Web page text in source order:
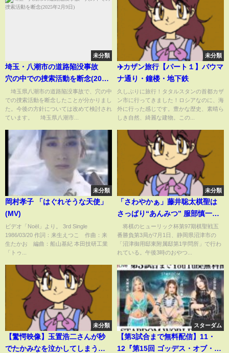
（TTMつよし
未分類
埼玉・八潮市の道路陥没事故
穴の中での捜索活動を断念(2025
年2月9日)
埼玉県八潮市の道路陥没事故で、穴の中
での捜索活動を断念したことが分かりまし
た。今後の方針については改めて検討され
ています。 埼玉県八潮市...
未分類
✈️カザン旅行【パート１】バウマ
ナ通り・鐘楼・地下鉄
久しぶりに旅行！タタルスタンの首都カザ
ン市に行ってきました！ロシアなのに、海
外に行った感じです。豊かな歴史、素晴ら
しき自然、綺麗な建物。この...
未分類
岡村孝子 「はぐれそうな天使」
(MV)
ビデオ「Noël」より。 3rd Single
1986/03/20 作詞：来生えつこ 作曲：来
生たかお 編曲：船山基紀 本田技研工業
「トゥ...
未分類
「さわやかぁ」藤井聡太棋聖は
さっぱり“あんみつ” 服部慎一郎
七段は“パフェ” ドリンクは希少
柑橘使った「西浦レモネードス
カッシュ」でリフレッシュ
将棋のヒューリック杯第97期棋聖戦五
番勝負第3局が7月1日、静岡県沼津市の
「沼津御用邸東附属邸第1学問所」で行わ
れている。午後3時のおやつ...
未分類
【驚愕映像】玉置浩二さんが秒
でたかみなを泣かしてしまう
スターダム
【第3試合まで無料配信】11・
12『第15回 ゴッデス・オブ・ス